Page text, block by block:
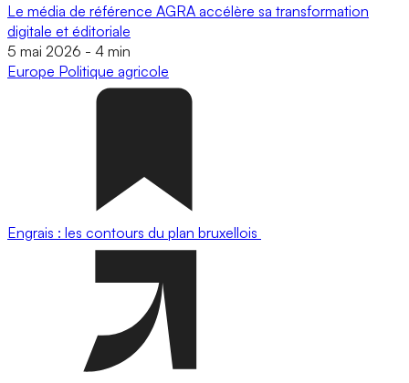
Le média de référence AGRA accélère sa transformation
digitale et éditoriale
5 mai 2026 - 4 min
Europe Politique agricole
Engrais : les contours du plan bruxellois